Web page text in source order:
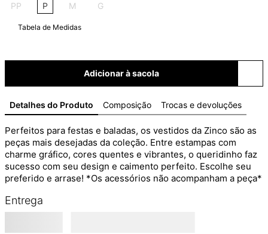
PP P M G
Tabela de Medidas
Adicionar à sacola
Detalhes do Produto Composição Trocas e devoluções
Perfeitos para festas e baladas, os vestidos da Zinco são as
peças mais desejadas da coleção. Entre estampas com
charme gráfico, cores quentes e vibrantes, o queridinho faz
sucesso com seu design e caimento perfeito. Escolhe seu
preferido e arrase! *Os acessórios não acompanham a peça*
Entrega